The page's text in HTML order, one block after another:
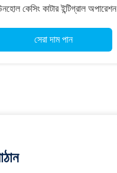
কেসিং কাটার ইন্টিগ্রাল অপারেশন
সেরা দাম পান